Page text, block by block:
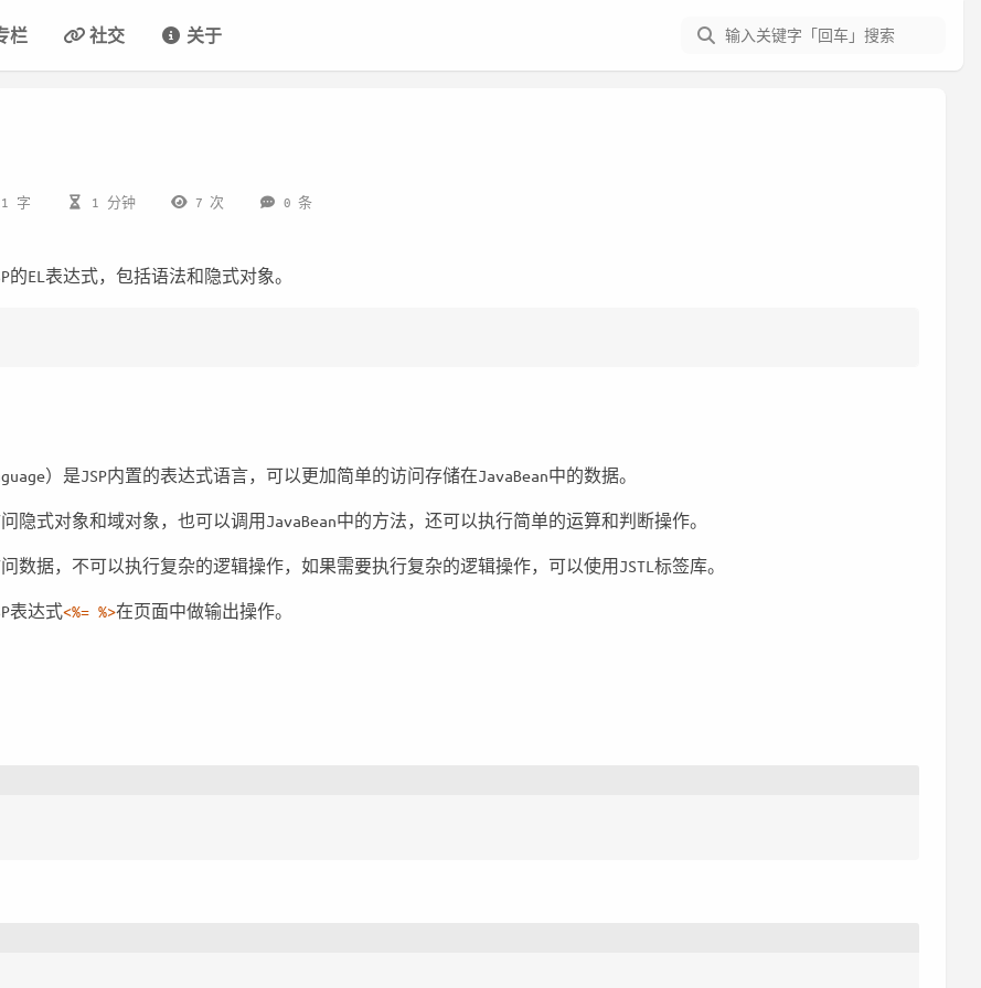
栏 社交 关于
字 1 分钟 7 次 0 条
的EL表达式，包括语法和隐式对象。
）是JSP内置的表达式语言，可以更加简单的访问存储在JavaBean中的数据。
隐式对象和域对象，也可以调用JavaBean中的方法，还可以执行简单的运算和判断操作。
数据，不可以执行复杂的逻辑操作，如果需要执行复杂的逻辑操作，可以使用JSTL标签库。
表达式<%= %>在页面中做输出操作。